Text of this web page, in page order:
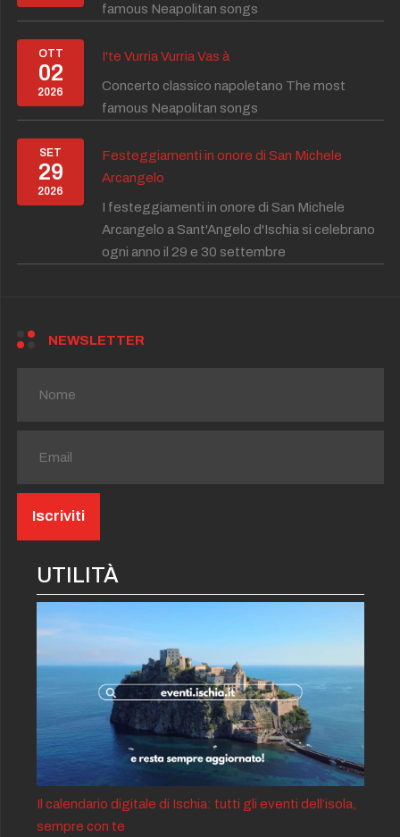
famous Neapolitan songs
OTT
02
2026
I'te Vurria Vurria Vas à
Concerto classico napoletano The most
famous Neapolitan songs
SET
29
2026
Festeggiamenti in onore di San Michele
Arcangelo
I festeggiamenti in onore di San Michele
Arcangelo a Sant'Angelo d'Ischia si celebrano
ogni anno il 29 e 30 settembre
NEWSLETTER
UTILITÀ
Il calendario digitale di Ischia: tutti gli eventi dell’isola,
sempre con te